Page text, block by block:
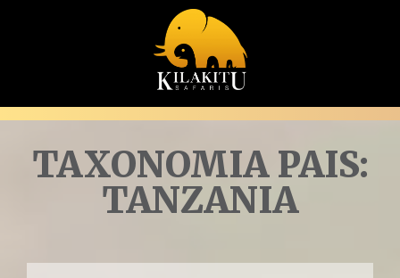
TAXONOMIA PAIS:
TANZANIA